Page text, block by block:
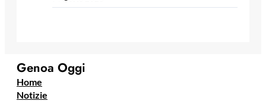
Genoa Oggi
Home
Notizie